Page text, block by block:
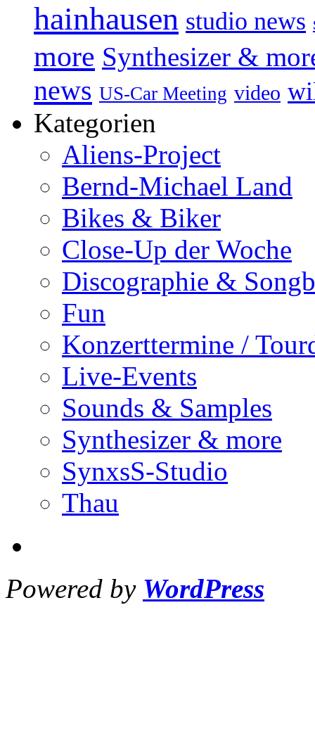
hainhausen studio news
more Synthesizer &
news US-Car Meeting video
Kategorien
Aliens-Project
Bernd-Michael Land
Bikes & Biker
Close-Up der Woche
Discographie &
Fun
Konzerttermine /
Live-Events
Sounds & Samples
Synthesizer & more
SynxsS-Studio
Thau
Powered by WordPress